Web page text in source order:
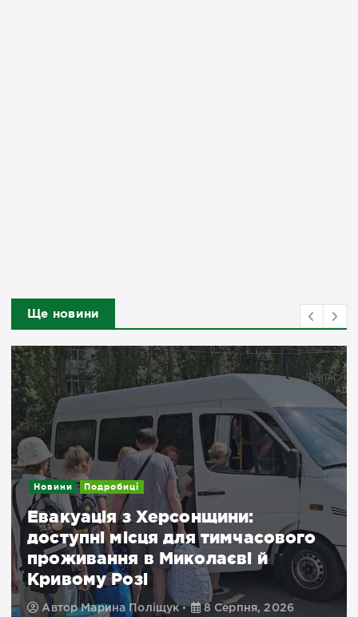
Ще новини
Новини Подробиці
Евакуація з Херсонщини:
доступні місця для тимчасового
проживання в Миколаєві й
Кривому Розі
АвторМарина Поліщук 8 Серпня, 2026